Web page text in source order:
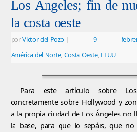
Los Ángeles; fin de
la costa oeste
porVíctor del Pozo | 9
América del Norte, Costa Oeste, EEUU
Para este artículo sobre
concretamente sobre Hollywood y
a la propia ciudad de Los Ángeles no
la base, para que lo sepáis, que